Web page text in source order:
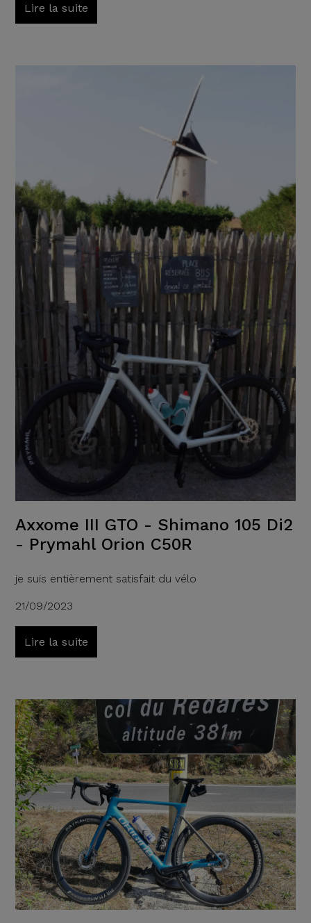
Lire la suite
Axxome III GTO - Shimano 105 Di2
- Prymahl Orion C50R
je suis entièrement satisfait du vélo
21/09/2023
Lire la suite